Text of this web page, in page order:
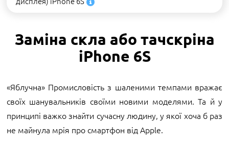
Заміна скла або тачскріна
iPhone 6S
«Яблучна» Промисловість з шаленими темпами вражає
своїх шанувальників своїми новими моделями. Та й у
принципі важко знайти сучасну людину, у якої хоча б раз
не майнула мрія про смартфон від Apple.